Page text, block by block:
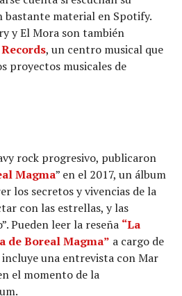
bastante material en Spotify.
y El Mora son también
, un centro musical que
proyectos musicales de
rock progresivo, publicaron
Magma” en el 2017, un álbum
los secretos y vivencias de la
con las estrellas, y las
Pueden leer la reseña “La
de Boreal Magma” a cargo de
incluye una entrevista con Mar
el momento de la